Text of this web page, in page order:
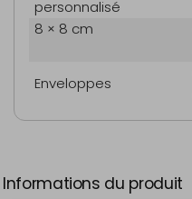
personnalisé
8 × 8 cm
Enveloppes
Informations du produit